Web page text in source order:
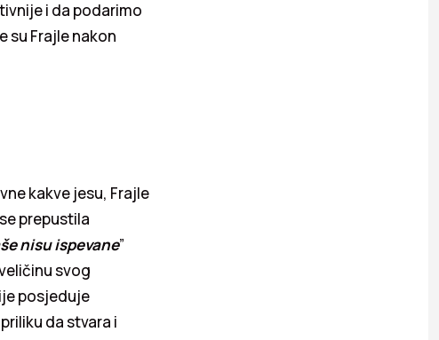
i da podarimo
su Frajle nakon
kakve jesu, Frajle
prepustila
nisu ispevane”
svog
posjeduje
da stvara i